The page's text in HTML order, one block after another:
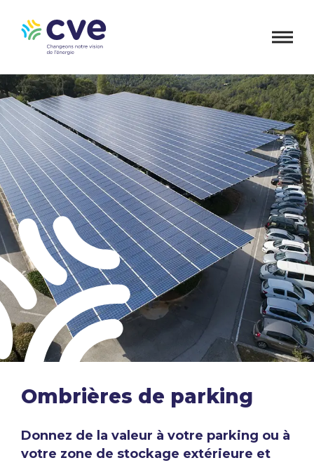
Ombrières de parking
Donnez de la valeur à votre parking ou à
votre zone de stockage extérieure et